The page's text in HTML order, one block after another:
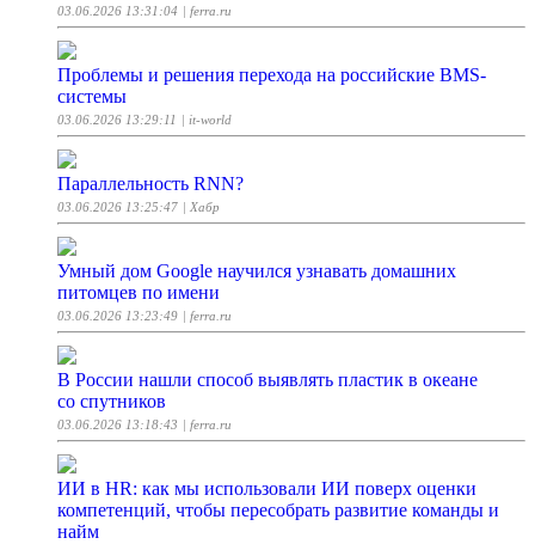
03.06.2026 13:31:04 | ferra.ru
Проблемы и решения перехода на российские BMS-
системы
03.06.2026 13:29:11 | it-world
Параллельность RNN?
03.06.2026 13:25:47 | Хабр
Умный дом Google научился узнавать домашних
питомцев по имени
03.06.2026 13:23:49 | ferra.ru
В России нашли способ выявлять пластик в океане
со спутников
03.06.2026 13:18:43 | ferra.ru
ИИ в HR: как мы использовали ИИ поверх оценки
компетенций, чтобы пересобрать развитие команды и
найм